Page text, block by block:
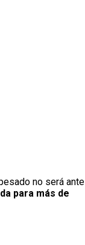
no será ante
para más de